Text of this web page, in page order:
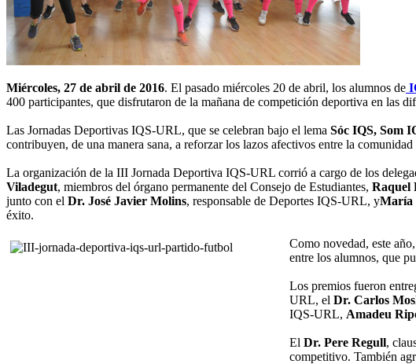
Miércoles, 27 de abril de 2016. El pasado miércoles 20 de abril, los alumnos de
400 participantes, que disfrutaron de la mañana de competición deportiva en las
Las Jornadas Deportivas IQS-URL, que se celebran bajo el lema Sóc IQS, Som
contribuyen, de una manera sana, a reforzar los lazos afectivos entre la
La organización de la III Jornada Deportiva IQS-URL corrió a cargo de los
Viladegut, miembros del órgano permanente del Consejo de Estudiantes, Raquel
junto con el Dr. José Javier Molins, responsable de Deportes IQS-URL, yMaría
éxito.
Como novedad, este
entre los alumnos, que
Los premios fueron
URL, el Dr. Carlos
IQS-URL, Amadeu
El Dr. Pere Regull,
competitivo. También